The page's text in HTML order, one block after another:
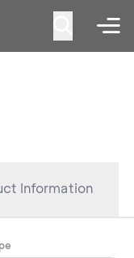
Information